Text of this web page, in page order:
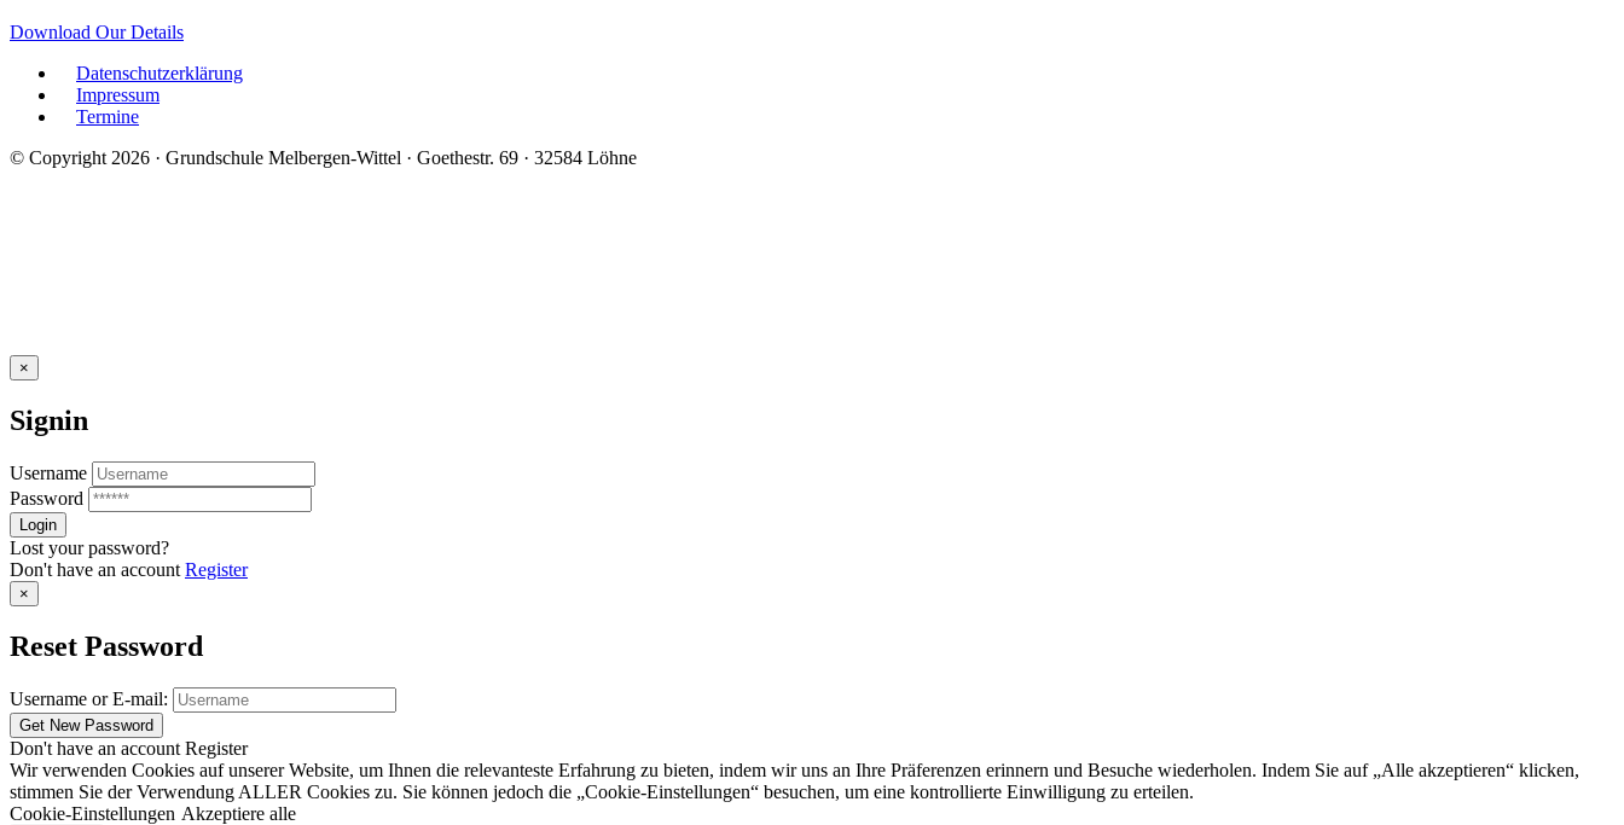
Download Our Details
Datenschutzerklärung
Impressum
Termine
© Copyright 2026 · Grundschule Melbergen-Wittel · Goethestr. 69 · 32584 Löhne
×
Signin
Username
Password
Lost your password?
Don't have an account Register
×
Reset Password
Username or E-mail:
Don't have an account Register
Wir verwenden Cookies auf unserer Website, um Ihnen die relevanteste Erfahrung zu bieten, indem wir uns an Ihre Präferenzen erinnern und Besuche wiederholen. Indem Sie auf „Alle akzeptieren“ klicken,
stimmen Sie der Verwendung ALLER Cookies zu. Sie können jedoch die „Cookie-Einstellungen“ besuchen, um eine kontrollierte Einwilligung zu erteilen.
Cookie-Einstellungen Akzeptiere alle